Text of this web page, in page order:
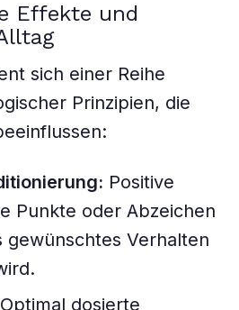
Effekte und
sich einer Reihe
Prinzipien, die
Positive
Punkte oder Abzeichen
gewünschtes Verhalten
Optimal dosierte